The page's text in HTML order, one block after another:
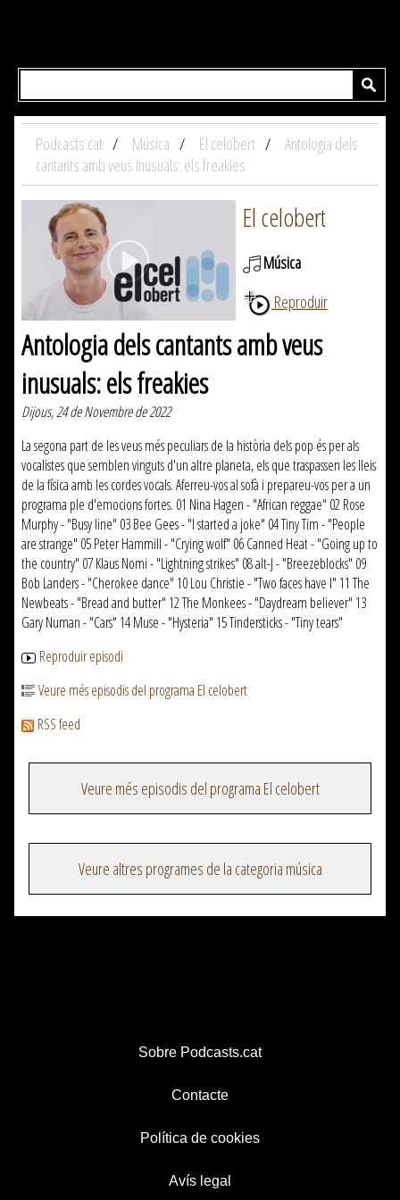
Podcasts.cat Música El celobert
Antologia dels
cantants amb veus inusuals: els freakies
El celobert
Música
Reproduir
Antologia dels cantants amb veus
inusuals: els freakies
Dijous, 24 de Novembre de 2022
La segona part de les veus més peculiars de la història dels pop és per als
vocalistes que semblen vinguts d'un altre planeta, els que traspassen les lleis
de la física amb les cordes vocals. Aferreu-vos al sofà i prepareu-vos per a un
programa ple d'emocions fortes. 01 Nina Hagen - "African reggae" 02 Rose
Murphy - "Busy line" 03 Bee Gees - "I started a joke" 04 Tiny Tim - "People
are strange" 05 Peter Hammill - "Crying wolf" 06 Canned Heat - "Going up to
the country" 07 Klaus Nomi - "Lightning strikes" 08 alt-J - "Breezeblocks" 09
Bob Landers - "Cherokee dance" 10 Lou Christie - "Two faces have I" 11 The
Newbeats - "Bread and butter" 12 The Monkees - "Daydream believer" 13
Gary Numan - "Cars" 14 Muse - "Hysteria" 15 Tindersticks - "Tiny tears"
Reproduir episodi
Veure més episodis del programa El celobert
RSS feed
Veure més episodis del programa El celobert
Veure altres programes de la categoria música
Sobre Podcasts.cat
Contacte
Política de cookies
Avís legal